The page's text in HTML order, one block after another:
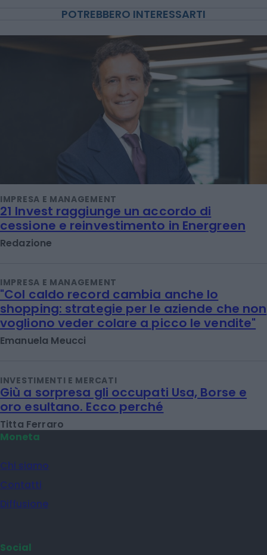
POTREBBERO INTERESSARTI
IMPRESA E MANAGEMENT
21 Invest raggiunge un accordo di
cessione e reinvestimento in Energreen
Redazione
IMPRESA E MANAGEMENT
"Col caldo record cambia anche lo
shopping: strategie per le aziende che non
vogliono veder colare a picco le vendite"
Emanuela Meucci
INVESTIMENTI E MERCATI
Giù a sorpresa gli occupati Usa, Borse e
oro esultano. Ecco perché
Titta Ferraro
Moneta
Chi siamo
Contatti
Diffusione
Social